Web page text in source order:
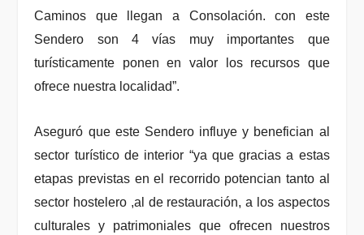
Caminos que llegan a Consolación. con este
Sendero son 4 vías muy importantes que
turísticamente ponen en valor los recursos que
ofrece nuestra localidad”.
Aseguró que este Sendero influye y benefician al
sector turístico de interior “ya que gracias a estas
etapas previstas en el recorrido potencian tanto al
sector hostelero ,al de restauración, a los aspectos
culturales y patrimoniales que ofrecen nuestros